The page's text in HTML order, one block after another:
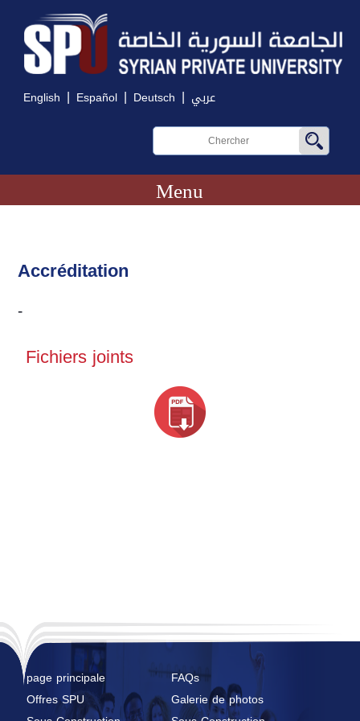
English | Español | Deutsch | عربي
Menu
Accréditation
-
Fichiers joints
page principale
FAQs
Offres SPU
Galerie de photos